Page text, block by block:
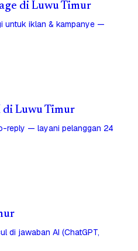
di Luwu Timur
untuk iklan & kampanye —
di Luwu Timur
reply — layani pelanggan 24
di jawaban AI (ChatGPT,